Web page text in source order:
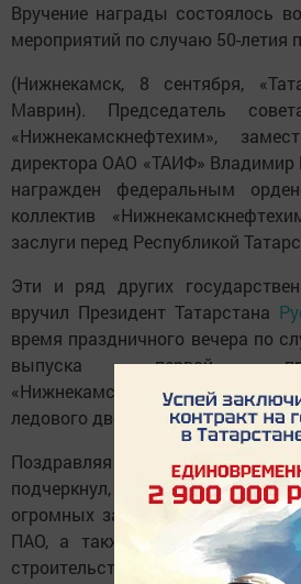
Вручение награды состоялось
мероприятий по случаю 50-летия
(Нижнекамск, 8 сентября,
Маврин). Председатель
«Нижнекамскнефтехим»,
директора ОАО «ТАИФ» Владимир
награжден федеральным
коллектив
заслуги перед Республикой
Эти и ряд других
вручил Президент Татарстана
время праздничного вечера по
выпуска первой
«Нижнекамскнефтехим». Он
ледового дворца «Нефтехимик».
Поздравляя коллектив с
подчеркнул, что орден,
огромных заслуг каждого из
ПАО, а также ветеранов - тех,
строительства завода в далекие